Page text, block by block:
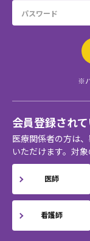
※
会員登録され
医療関係者の方は
いただけます。対
医師
看護師